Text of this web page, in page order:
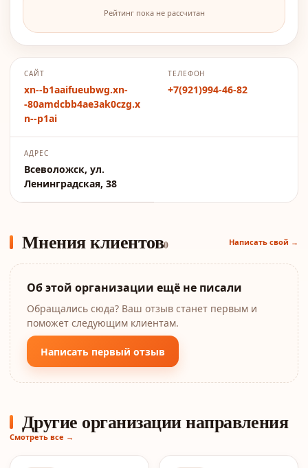
Рейтинг пока не рассчитан
САЙТ
xn--b1aaifueubwg.xn-
-80amdcbb4ae3ak0czg.x
n--p1ai
ТЕЛЕФОН
+7(921)994-46-82
АДРЕС
Всеволожск, ул.
Ленинградская, 38
Мнения клиентов0 Написать свой →
Об этой организации ещё не писали
Обращались сюда? Ваш отзыв станет первым и
поможет следующим клиентам.
Написать первый отзыв
Другие организации направления
Смотреть все →